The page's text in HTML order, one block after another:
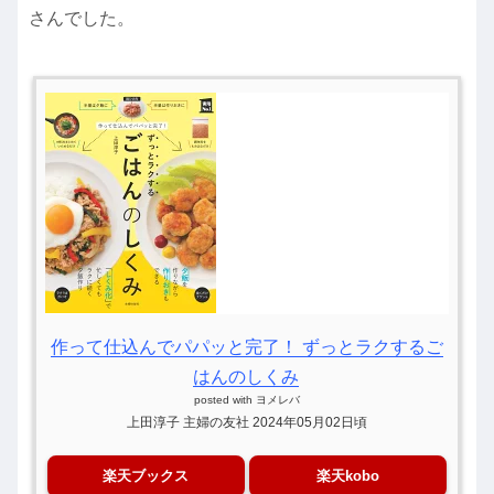
さんでした。
作って仕込んでパパッと完了！ ずっとラクするご
はんのしくみ
posted with ヨメレバ
上田淳子 主婦の友社 2024年05月02日頃
楽天ブックス 楽天kobo